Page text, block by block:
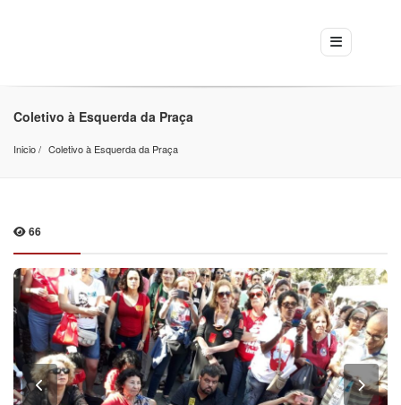
Coletivo à Esquerda da Praça
Inicio Coletivo à Esquerda da Praça
66